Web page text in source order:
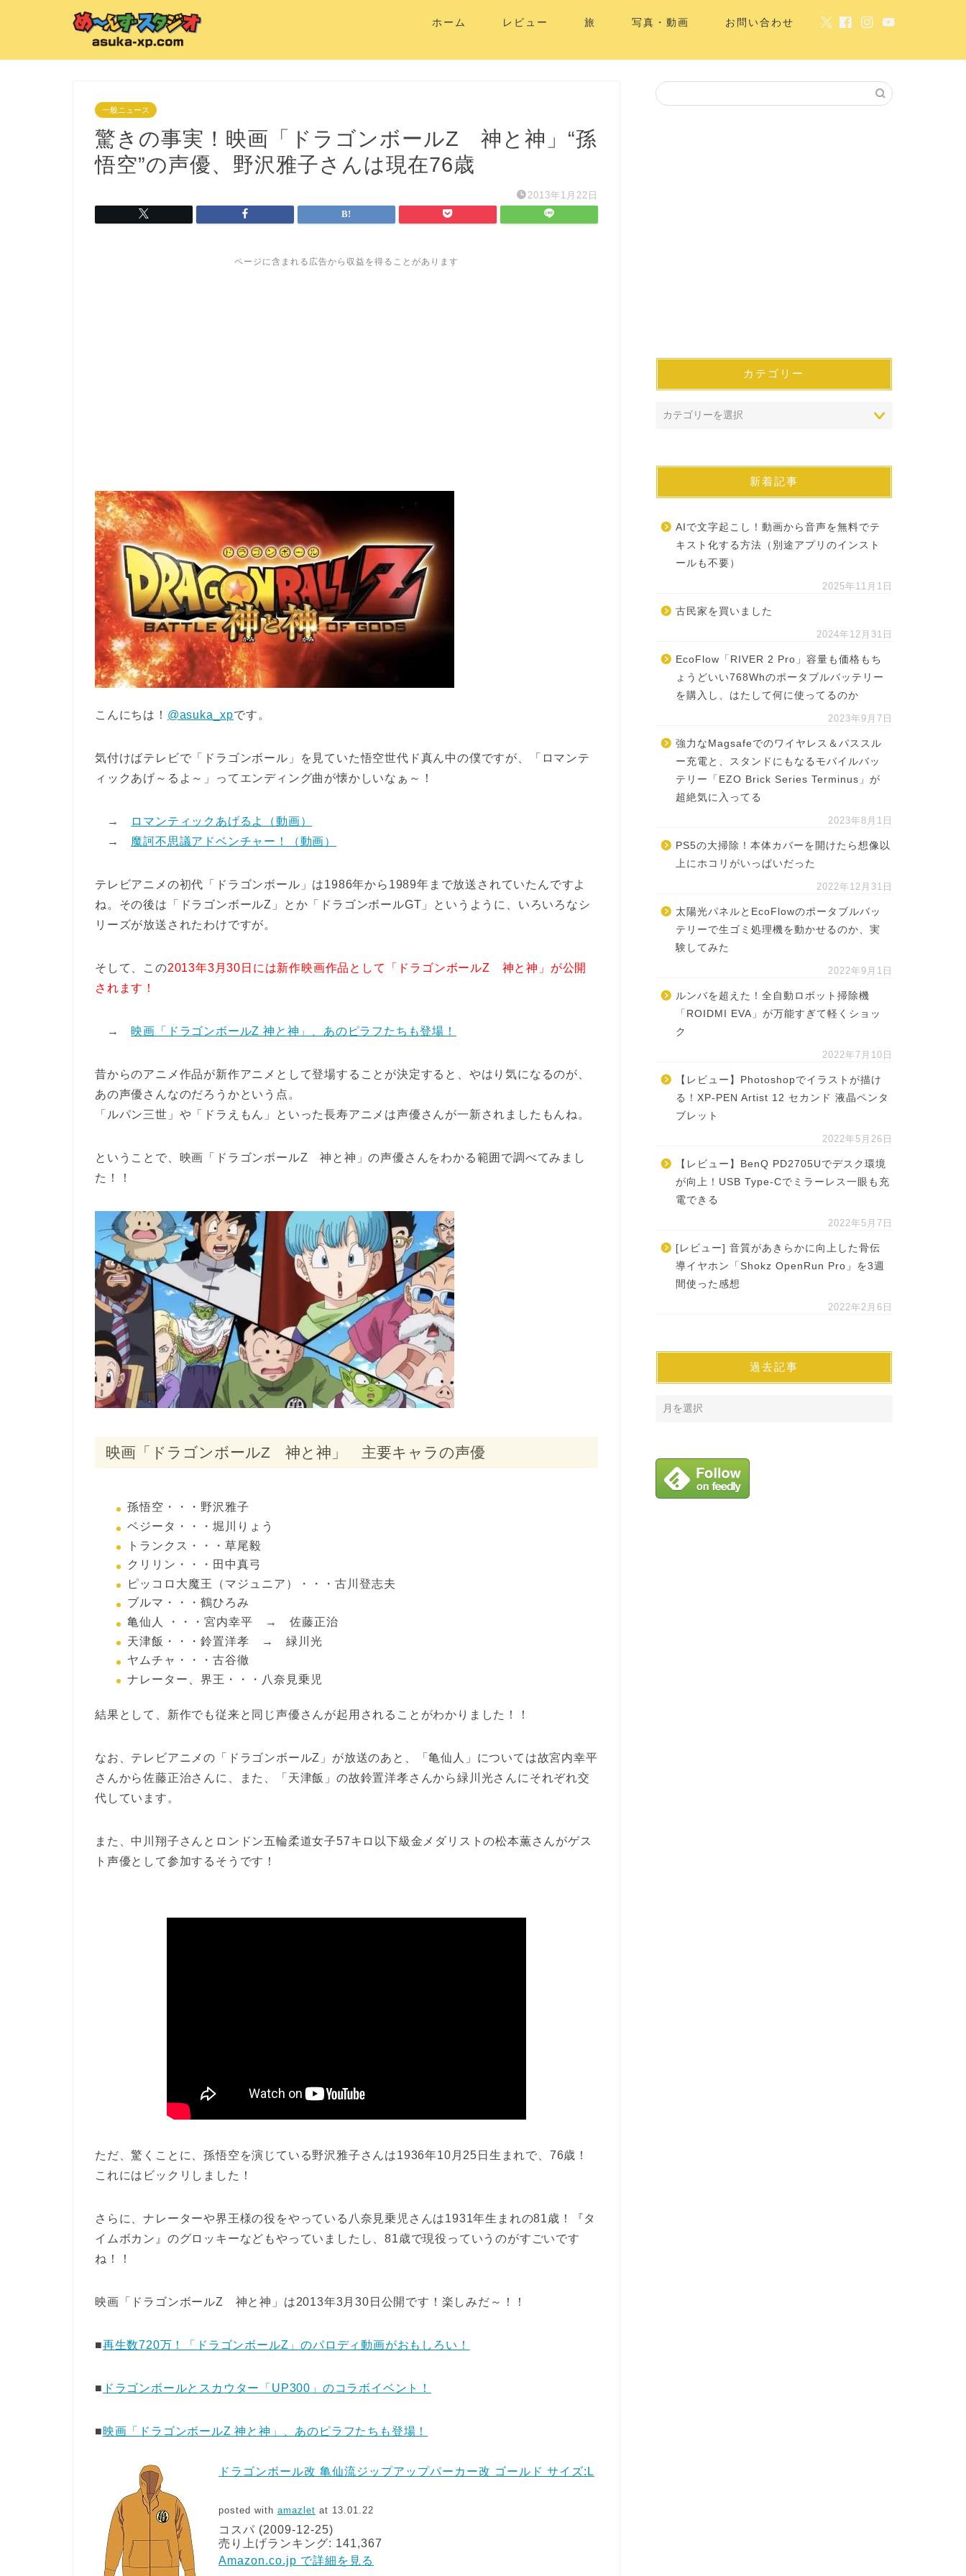
ホーム レビュー 旅 写真・動画 お問い合わせ
一般ニュース
驚きの事実！映画「ドラゴンボールZ 神と神」“孫
悟空”の声優、野沢雅子さんは現在76歳
2013年1月22日
ページに含まれる広告から収益を得ることがあります
こんにちは！ @asuka_xpです。
気付けばテレビで「ドラゴンボール」を見ていた悟空世代ド真ん中の僕ですが、「ロマンテ
ィックあげ～るよ～」ってエンディング曲が懐かしいなぁ～！
→
ロマンティックあげるよ（動画）
→ 魔訶不思議アドベンチャー！（動画）
テレビアニメの初代「ドラゴンボール」は1986年から1989年まで放送されていたんですよ
ね。その後は「ドラゴンボールZ」とか「ドラゴンボールGT」というように、いろいろなシ
リーズが放送されたわけですが。
そして、この2013年3月30日には新作映画作品として「ドラゴンボールZ 神と神」が公開
されます！
→ 映画「ドラゴンボールZ 神と神」、あのピラフたちも登場！
昔からのアニメ作品が新作アニメとして登場することが決定すると、やはり気になるのが、
あの声優さんなのだろうかという点。
「ルパン三世」や「ドラえもん」といった長寿アニメは声優さんが一新されましたもんね。
ということで、映画「ドラゴンボールZ 神と神」の声優さんをわかる範囲で調べてみまし
た！！
映画「ドラゴンボールZ 神と神」 主要キャラの声優
孫悟空・・・野沢雅子
ベジータ・・・堀川りょう
トランクス・・・草尾毅
クリリン・・・田中真弓
ピッコロ大魔王（マジュニア）・・・古川登志夫
ブルマ・・・鶴ひろみ
亀仙人 ・・・宮内幸平 → 佐藤正治
天津飯・・・鈴置洋孝 → 緑川光
ヤムチャ・・・古谷徹
ナレーター、界王・・・八奈見乗児
結果として、新作でも従来と同じ声優さんが起用されることがわかりました！！
なお、テレビアニメの「ドラゴンボールZ」が放送のあと、「亀仙人」については故宮内幸平
さんから佐藤正治さんに、また、「天津飯」の故鈴置洋孝さんから緑川光さんにそれぞれ交
代しています。
また、中川翔子さんとロンドン五輪柔道女子57キロ以下級金メダリストの松本薫さんがゲス
ト声優として参加するそうです！
ただ、驚くことに、孫悟空を演じている野沢雅子さんは1936年10月25日生まれで、76歳！
これにはビックリしました！
さらに、ナレーターや界王様の役をやっている八奈見乗児さんは1931年生まれの81歳！『タ
イムボカン』のグロッキーなどもやっていましたし、81歳で現役っていうのがすごいです
ね！！
映画「ドラゴンボールZ 神と神」は2013年3月30日公開です！楽しみだ～！！
■再生数720万！「ドラゴンボールZ」のパロディ動画がおもしろい！
■ ドラゴンボールとスカウター「UP300」のコラボイベント！
■映画「ドラゴンボールZ 神と神」、あのピラフたちも登場！
ドラゴンボール改 亀仙流ジップアップパーカー改 ゴールド サイズ:L
posted with amazlet at 13.01.22
コスパ (2009-12-25)
売り上げランキング: 141,367
Amazon.co.jp で詳細を見る
カテゴリー
新着記事
AIで文字起こし！動画から音声を無料でテ
キスト化する方法（別途アプリのインスト
ールも不要）
2025年11月1日
古民家を買いました
2024年12月31日
EcoFlow「RIVER 2 Pro」容量も価格もち
ょうどいい768Whのポータブルバッテリー
を購入し、はたして何に使ってるのか
2023年9月7日
強力なMagsafeでのワイヤレス＆パススル
ー充電と、スタンドにもなるモバイルバッ
テリー「EZO Brick Series Terminus」が
超絶気に入ってる
2023年8月1日
PS5の大掃除！本体カバーを開けたら想像以
上にホコリがいっぱいだった
2022年12月31日
太陽光パネルとEcoFlowのポータブルバッ
テリーで生ゴミ処理機を動かせるのか、実
験してみた
2022年9月1日
ルンバを超えた！全自動ロボット掃除機
「ROIDMI EVA」が万能すぎて軽くショッ
ク
2022年7月10日
【レビュー】Photoshopでイラストが描け
る！XP-PEN Artist 12 セカンド 液晶ペンタ
ブレット
2022年5月26日
【レビュー】BenQ PD2705Uでデスク環境
が向上！USB Type-Cでミラーレス一眼も充
電できる
2022年5月7日
[レビュー] 音質があきらかに向上した骨伝
導イヤホン「Shokz OpenRun Pro」を3週
間使った感想
2022年2月6日
過去記事